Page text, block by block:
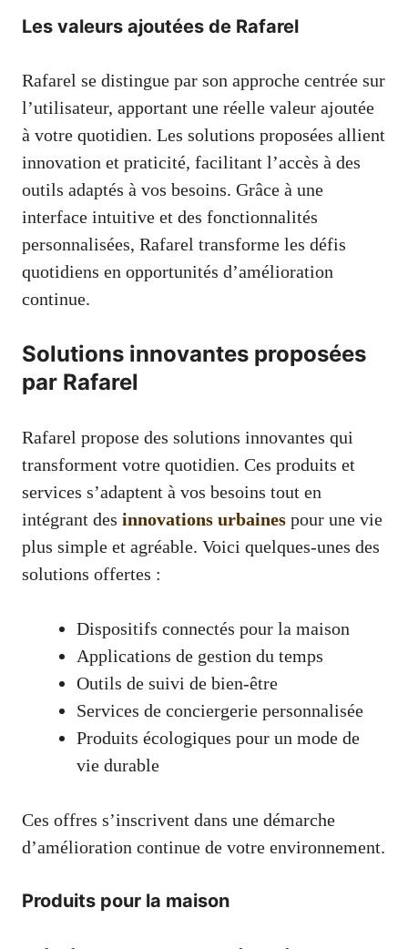
Les valeurs ajoutées de Rafarel
Rafarel se distingue par son approche centrée sur
l’utilisateur, apportant une réelle valeur ajoutée
à votre quotidien. Les solutions proposées allient
innovation et praticité, facilitant l’accès à des
outils adaptés à vos besoins. Grâce à une
interface intuitive et des fonctionnalités
personnalisées, Rafarel transforme les défis
quotidiens en opportunités d’amélioration
continue.
Solutions innovantes proposées
par Rafarel
Rafarel propose des solutions innovantes qui
transforment votre quotidien. Ces produits et
services s’adaptent à vos besoins tout en
intégrant des innovations urbaines pour une vie
plus simple et agréable. Voici quelques-unes des
solutions offertes :
Dispositifs connectés pour la maison
Applications de gestion du temps
Outils de suivi de bien-être
Services de conciergerie personnalisée
Produits écologiques pour un mode de
vie durable
Ces offres s’inscrivent dans une démarche
d’amélioration continue de votre environnement.
Produits pour la maison